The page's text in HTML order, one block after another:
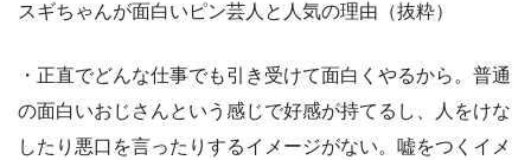
スギちゃんが面白いピン芸人と人気の理由（抜粋）
・正直でどんな仕事でも引き受けて面白くやるから。普通
の面白いおじさんという感じで好感が持てるし、人をけな
したり悪口を言ったりするイメージがない。嘘をつくイメ